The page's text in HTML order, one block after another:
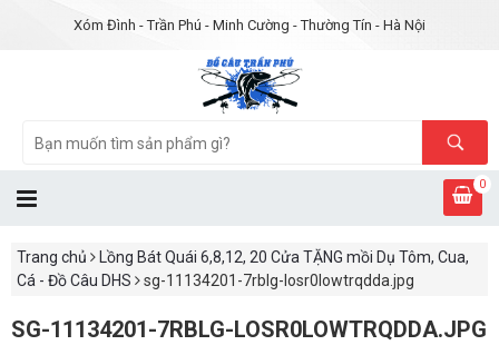
Xóm Đình - Trần Phú - Minh Cường - Thường Tín - Hà Nội
0
Trang chủ
Lồng Bát Quái 6,8,12, 20 Cửa TẶNG mồi Dụ Tôm, Cua,
Cá - Đồ Câu DHS
sg-11134201-7rblg-losr0lowtrqdda.jpg
SG-11134201-7RBLG-LOSR0LOWTRQDDA.JPG